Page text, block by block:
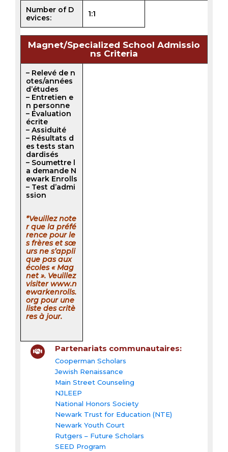
Number of D
evices:
1:1
Magnet/Specialized School Admissio
ns Criteria
– Relevé de n
otes/années
d’études
– Entretien e
n personne
– Évaluation
écrite
– Assiduité
– Résultats d
es tests stan
dardisés
– Soumettre l
a demande N
ewark Enrolls
– Test d’admi
ssion
*Veuillez note
r que la préfé
rence pour le
s frères et sœ
urs ne s’appli
que pas aux
écoles « Mag
net ». Veuillez
visiter www.n
ewarkenrolls.
org pour une
liste des critè
res à jour.
Partenariats communautaires:
Cooperman Scholars
Jewish Renaissance
Main Street Counseling
NJLEEP
National Honors Society
Newark Trust for Education (NTE)
Newark Youth Court
Rutgers – Future Scholars
SEED Program